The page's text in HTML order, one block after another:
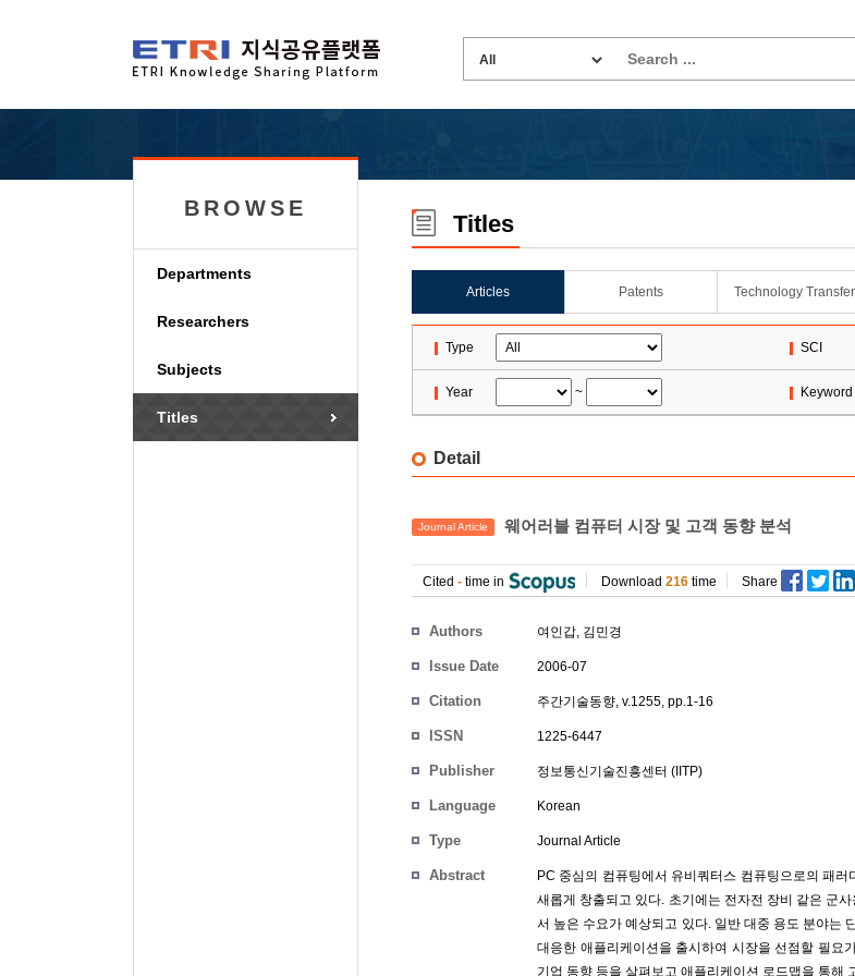
BROWSE
Departments
Researchers
Subjects
Titles
Titles
Articles Patents Technology Transfer
Type SCI
Year ~ Keyword
Detail
Journal Article 웨어러블 컴퓨터 시장 및 고객 동향 분석
Cited - time in Download 216 time Share
Authors 여인갑, 김민경
Issue Date 2006-07
Citation 주간기술동향, v.1255, pp.1-16
ISSN 1225-6447
Publisher 정보통신기술진흥센터 (IITP)
Language Korean
Type Journal Article
Abstract
PC 중심의 컴퓨팅에서 유비쿼터스 컴퓨팅으로의 패
새롭게 창출되고 있다. 초기에는 전자전 장비 같은 군
서 높은 수요가 예상되고 있다. 일반 대중 용도 분야는
대응한 애플리케이션을 출시하여 시장을 선점할 필요
기업 동향 등을 살펴보고 애플리케이션 로드맵을 통해